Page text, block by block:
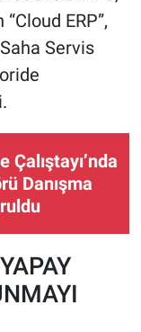
ERP”,
Servis
Çalıştayı’nda
Danışma